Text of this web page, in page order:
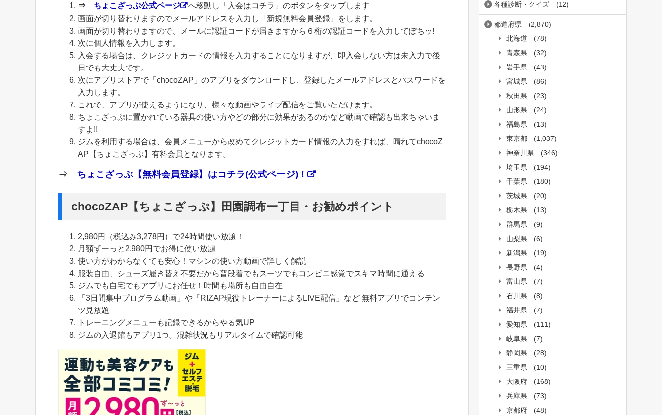
⇒ ちょこざっぷ公式ページ
へ移動し「入会はコチラ」のボタンをタップします
画面が切り替わりますのでメールアドレスを入力し「新規無料会員登録」をします。
画面が切り替わりますので、メールに認証コードが届きますから６桁の認証コードを入力してぽちッ!
次に個人情報を入力します。
入会する場合は、クレジットカードの情報を入力することになりますが、即入会しない方は未入力で後
日でも大丈夫です。
次にアプリストアで「chocoZAP」のアプリをダウンロードし、登録したメールアドレスとパスワードを
入力します。
これで、アプリが使えるようになり、様々な動画やライブ配信をご覧いただけます。
ちょこざっぷに置かれている器具の使い方やどの部分に効果があるのかなど動画で確認も出来ちゃいま
すよ!!
ジムを利用する場合は、会員メニューから改めてクレジットカード情報の入力をすれば、晴れてchocoZ
AP【ちょこざっぷ】有料会員となります。
⇒ ちょこざっぷ【無料会員登録】はコチラ(公式ページ)！
chocoZAP【ちょこざっぷ】田園調布一丁目・お勧めポイント
2,980円（税込み3,278円）で24時間使い放題！
月額ずーっと2,980円でお得に使い放題
使い方がわからなくても安心！マシンの使い方動画で詳しく解説
服装自由、シューズ履き替え不要だから普段着でもスーツでもコンビニ感覚でスキマ時間に通える
ジムでも自宅でもアプリにお任せ！時間も場所も自由自在
「3日間集中プログラム動画」や「RIZAP現役トレーナーによるLIVE配信」など 無料アプリでコンテン
ツ見放題
トレーニングメニューも記録できるからやる気UP
ジムの入退館もアプリ1つ。混雑状況もリアルタイムで確認可能
各種診断・クイズ (12)
都道府県
(2,870)
北海道
(78)
青森県
(32)
岩手県
(43)
宮城県
(86)
秋田県
(23)
山形県
(24)
福島県
(13)
東京都
(1,037)
神奈川県
(346)
埼玉県
(194)
千葉県
(180)
茨城県
(20)
栃木県
(13)
群馬県
(9)
山梨県
(6)
新潟県
(19)
長野県
(4)
富山県
(7)
石川県
(8)
福井県
(7)
愛知県
(111)
岐阜県
(7)
静岡県
(28)
三重県
(10)
大阪府
(168)
兵庫県
(73)
京都府
(48)